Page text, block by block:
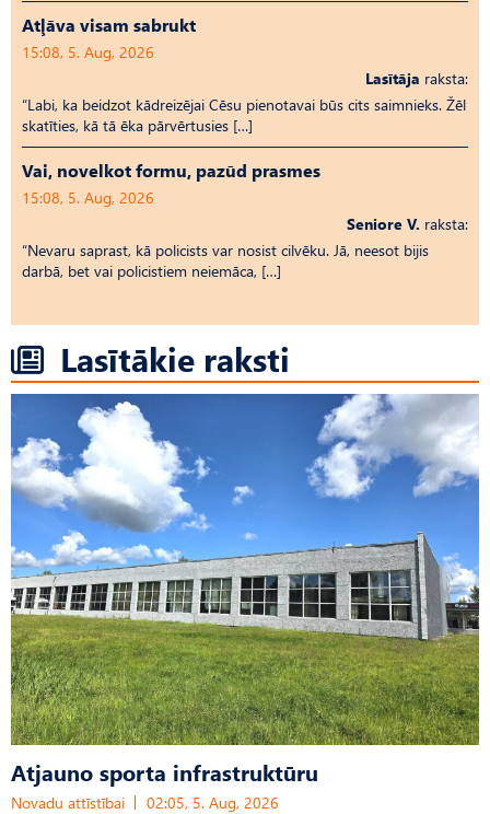
Atļāva visam sabrukt
15:08, 5. Aug, 2026
Lasītāja raksta:
“Labi, ka beidzot kādreizējai Cēsu pienotavai būs cits saimnieks. Žēl
skatīties, kā tā ēka pārvērtusies […]
Vai, novelkot formu, pazūd prasmes
15:08, 5. Aug, 2026
Seniore V. raksta:
“Nevaru saprast, kā policists var nosist cilvēku. Jā, neesot bijis
darbā, bet vai policistiem neiemāca, […]
Lasītākie raksti
Atjauno sporta infrastruktūru
Novadu attīstībai 02:05, 5. Aug, 2026